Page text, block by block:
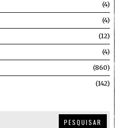
4
4
12
4
860
142
PESQUISAR